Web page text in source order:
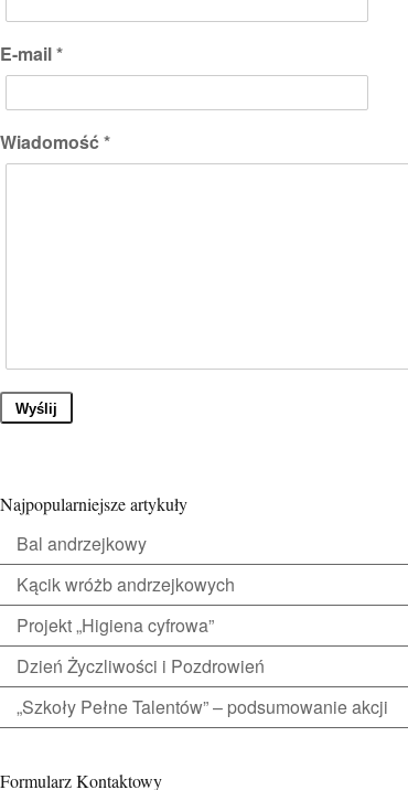
E-mail *
Wiadomość *
Wyślij
Najpopularniejsze artykuły
Bal andrzejkowy
Kącik wróżb andrzejkowych
Projekt „Higiena cyfrowa”
Dzień Życzliwości i Pozdrowień
„Szkoły Pełne Talentów” – podsumowanie akcji
Formularz Kontaktowy